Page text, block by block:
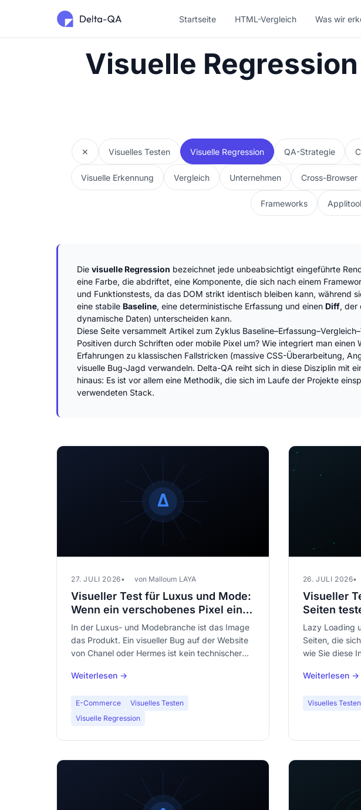
Startseite HTML-Vergleich Was wir
Visuelle
✕ Visuelles Testen Visuelle Regression QA-Strategie
Visuelle Erkennung Vergleich Unternehmen Cross-Browser
Frameworks
Die visuelle Regression bezeichnet jede unbeabsichtigt eingeführte
eine Farbe, die abdriftet, eine Komponente, die sich nach einem
und Funktionstests, da das DOM strikt identisch bleiben kann, während
eine stabile Baseline, eine deterministische Erfassung und einen Diff, der
dynamische Daten) unterscheiden kann.
Diese Seite versammelt Artikel zum Zyklus
Positiven durch Schriften oder mobile Pixel um? Wie integriert man
Erfahrungen zu klassischen Fallstricken (massive CSS-Überarbeitung,
visuelle Bug-Jagd verwandeln. Delta-QA reiht sich in diese Disziplin mit
hinaus: Es ist vor allem eine Methodik, die sich im Laufe der Projekte
verwendeten Stack.
27. JULI 2026 von Malloum LAYA
Visueller Test für Luxus und Mode:
Wenn ein verschobenes Pixel ein
Vermögen kostet
In der Luxus- und Modebranche ist das Image
das Produkt. Ein visueller Bug auf der Website
von Chanel oder Hermes ist kein technischer
Erfahren Sie, warum visuelles Testing im
Weiterlesen →
E-Commerce
Visuelles Testen
Visuelle Regression
26. JULI 2026
Visueller
Seiten
Scrollen
Lazy Loading
Seiten, die
wie Sie diese
Weiterlesen →
Visuelles Testen